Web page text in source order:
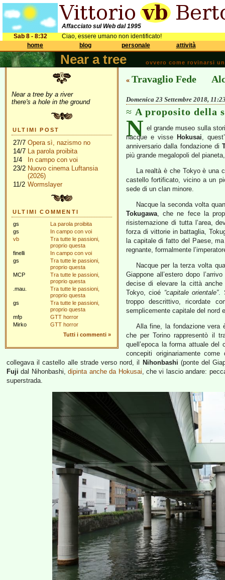
Affacciato sul Web dal 1995
Sab 8 - 8:32
Ciao, essere umano non identificato!
home
blog personale attività
Near a tree ovvero come rovinarsi
Near a tree by a river
there's a hole in the ground
ULTIMI POST
27/7 Opera sì, nazismo no
14/7 La parola proibita
1/4
In campo con voi
23/2 Nuovo cinema Luftansia
(2026)
11/2 Wormslayer
ULTIMI COMMENTI
gs
La parola proibita
gs
In campo con voi
vb
Tra tutte le passioni,
proprio questa
finelli
In campo con voi
gs
Tra tutte le passioni,
proprio questa
MCP
Tra tutte le passioni,
proprio questa
.mau.
Tra tutte le passioni,
proprio questa
gs
Tra tutte le passioni,
proprio questa
mfp
GTT horror
Mirko
GTT horror
Tutti i commenti »
« Travaglio Fede
Domenica 23 Settembre 2018,
A proposito della
N el grande museo sulla
nacque e visse Hokusai,
anniversario dalla fondazione di
più grande megalopoli del
La realtà è che Tokyo è una
castello fortificato, vicino a un
sede di un clan minore.
Nacque la seconda volta
Tokugawa, che ne fece la
risistemazione di tutta l’area,
forza di vittorie in battaglia,
la capitale di fatto del Paese,
regnante, formalmente
Nacque per la terza volta
Giappone all’estero dopo
decise di elevare la città
Tokyo, cioé “capitale orientale”.
troppo descrittivo, ricordate
semplicemente capitale del nord
Alla fine, la fondazione vera
che per Torino rappresentò il
quell’epoca la forma attuale
concepiti originariamente
collegava il castello alle strade verso nord, il
Nihonbashi (ponte del
Fuji dal Nihonbashi,dipinta anche da Hokusai, che vi lascio andare:
superstrada.